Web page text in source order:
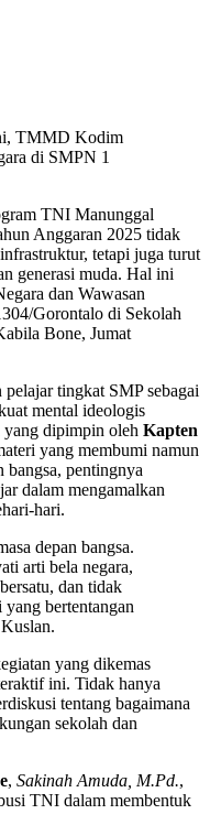
TMMD Kodim
di SMPN 1
TNI Manunggal
Anggaran 2025 tidak
tetapi juga turut
generasi muda. Hal ini
dan Wawasan
Gorontalo di Sekolah
Bone, Jumat
tingkat SMP sebagai
mental ideologis
yang dipimpin oleh Kapten
yang membumi namun
bangsa, pentingnya
dalam mengamalkan
hari.
depan bangsa.
arti bela negara,
dan tidak
bertentangan
yang dikemas
ini. Tidak hanya
tentang bagaimana
sekolah dan
, Sakinah Amuda, M.Pd.,
TNI dalam membentuk